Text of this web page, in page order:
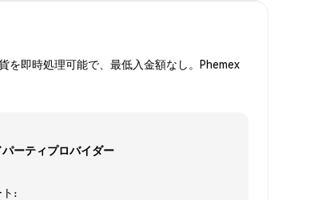
を即時処理可能で、最低入金額なし。Phemex
ーティプロバイダー
ト: